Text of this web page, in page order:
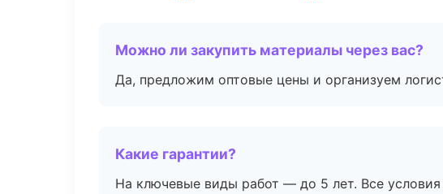
Можно ли закупить материалы через вас?
Да, предложим оптовые цены и организуем
Какие гарантии?
На ключевые виды работ — до 5 лет. Все